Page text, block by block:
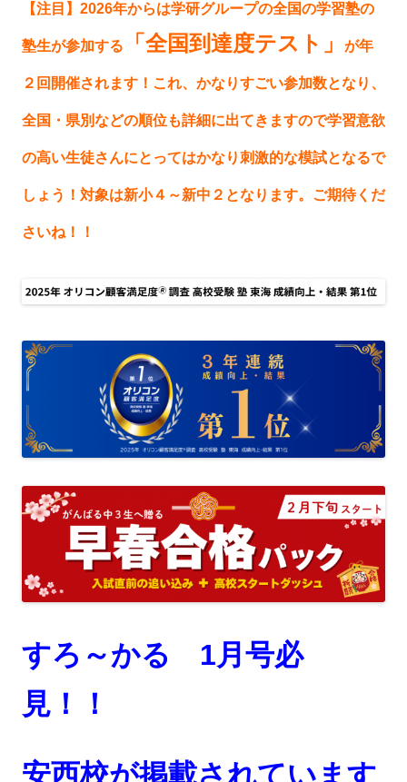
【注目】2026年からは学研グループの全国の学習塾の
塾生が参加する 「全国到達度テスト」 が年
２回開催されます！これ、かなりすごい参加数となり、
全国・県別などの順位も詳細に出てきますので学習意欲
の高い生徒さんにとってはかなり刺激的な模試となるで
しょう！対象は新小４～新中２となります。ご期待くだ
さいね！！
すろ～かる 1月号必
見！！
安西校が掲載されています